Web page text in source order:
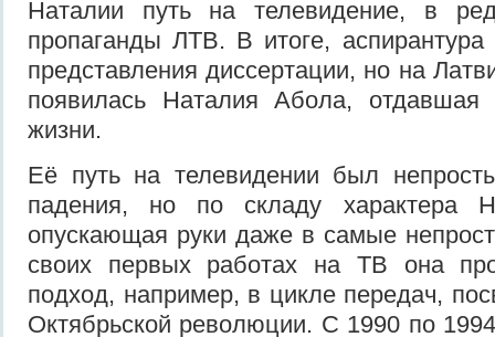
Наталии путь на телевидение, в
пропаганды ЛТВ. В итоге,
представления диссертации, но на
появилась Наталия Абола,
жизни.
Её путь на телевидении был
падения, но по складу характера
опускающая руки даже в самые
своих первых работах на ТВ она
подход, например, в цикле передач,
Октябрьской революции. С 1990 по